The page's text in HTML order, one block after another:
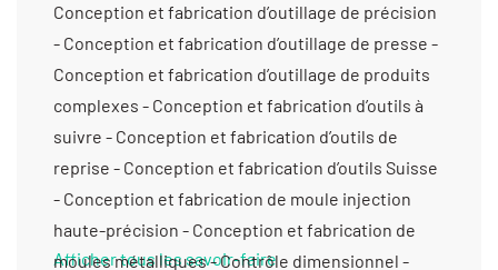
Afficher tous les savoir-faire